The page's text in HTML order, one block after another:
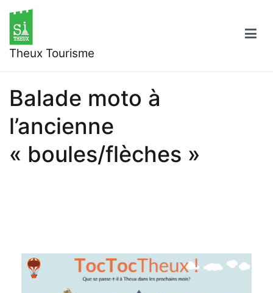
contenu
Theux Tourisme
Balade moto à
l’ancienne
« boules/flèches »